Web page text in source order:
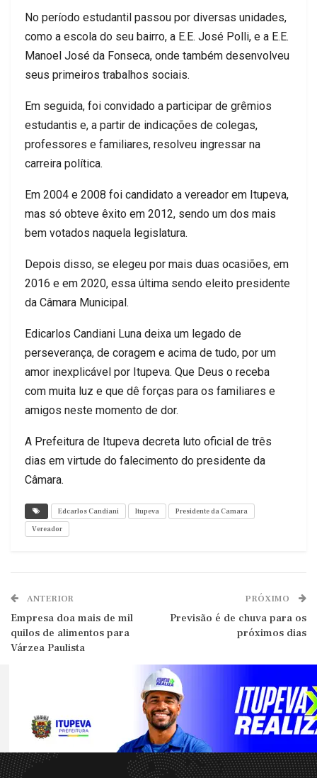
No período estudantil passou por diversas unidades,
como a escola do seu bairro, a E.E. José Polli, e a E.E.
Manoel José da Fonseca, onde também desenvolveu
seus primeiros trabalhos sociais.
Em seguida, foi convidado a participar de grêmios
estudantis e, a partir de indicações de colegas,
professores e familiares, resolveu ingressar na
carreira política.
Em 2004 e 2008 foi candidato a vereador em Itupeva,
mas só obteve êxito em 2012, sendo um dos mais
bem votados naquela legislatura.
Depois disso, se elegeu por mais duas ocasiões, em
2016 e em 2020, essa última sendo eleito presidente
da Câmara Municipal.
Edicarlos Candiani Luna deixa um legado de
perseverança, de coragem e acima de tudo, por um
amor inexplicável por Itupeva. Que Deus o receba
com muita luz e que dê forças para os familiares e
amigos neste momento de dor.
A Prefeitura de Itupeva decreta luto oficial de três
dias em virtude do falecimento do presidente da
Câmara.
Edcarlos Candiani Itupeva
Presidente da Camara
Vereador
ANTERIOR
Empresa doa mais de mil
quilos de alimentos para
Várzea Paulista
PRÓXIMO
Previsão é de chuva para os
próximos dias